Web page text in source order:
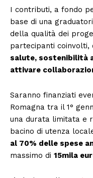
I contributi, a fondo
base di una
della qualità dei
partecipanti coinvolti,
salute, sostenibilità
attivare
Saranno finanziati
Romagna tra il 1°
una durata limitata e
bacino di utenza
al 70% delle spese
massimo di 15mila